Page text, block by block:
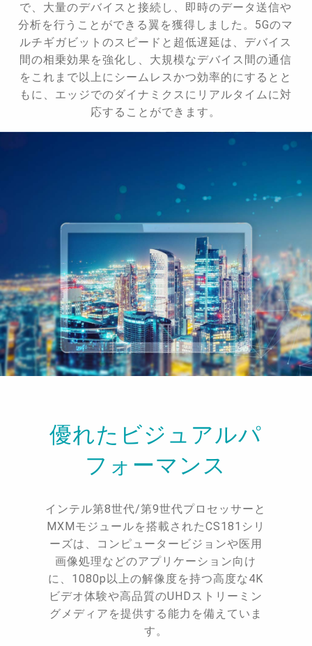
で、大量のデバイスと接続し、即時のデータ送信や
分析を行うことができる翼を獲得しました。5Gのマ
ルチギガビットのスピードと超低遅延は、デバイス
間の相乗効果を強化し、大規模なデバイス間の通信
をこれまで以上にシームレスかつ効率的にするとと
もに、エッジでのダイナミクスにリアルタイムに対
応することができます。
優れたビジュアルパ
フォーマンス
インテル第8世代/第9世代プロセッサーと
MXMモジュールを搭載されたCS181シリ
ーズは、コンピュータービジョンや医用
画像処理などのアプリケーション向け
に、1080p以上の解像度を持つ高度な4K
ビデオ体験や高品質のUHDストリーミン
グメディアを提供する能力を備えていま
す。